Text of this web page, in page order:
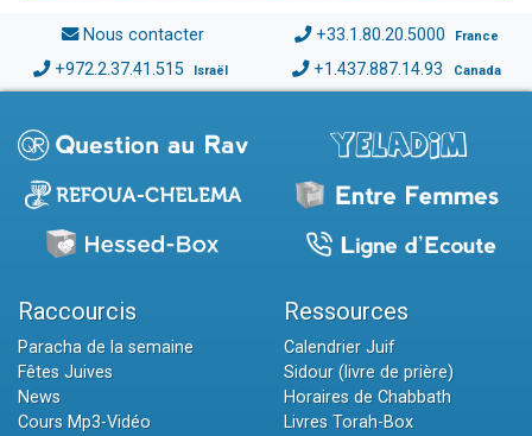
Nous contacter +33.1.80.20.5000 France
+972.2.37.41.515 Israël +1.437.887.14.93 Canada
Raccourcis
Paracha de la semaine
Fêtes Juives
News
Cours Mp3-Vidéo
Ressources
Calendrier Juif
Sidour (livre de prière)
Horaires de Chabbath
Livres Torah-Box